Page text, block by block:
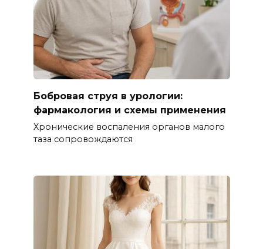
Бобровая струя в урологии:
фармакология и схемы применения
Хронические воспаления органов малого
таза сопровождаются